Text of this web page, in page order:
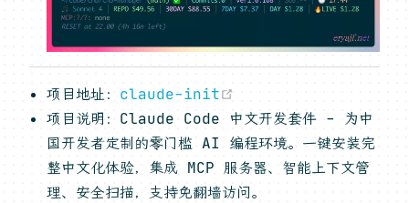
项目地址： claude-init
项目说明：Claude Code 中文开发套件 - 为中
国开发者定制的零门槛 AI 编程环境。一键安装完
整中文化体验，集成 MCP 服务器、智能上下文管
理、安全扫描，支持免翻墙访问。